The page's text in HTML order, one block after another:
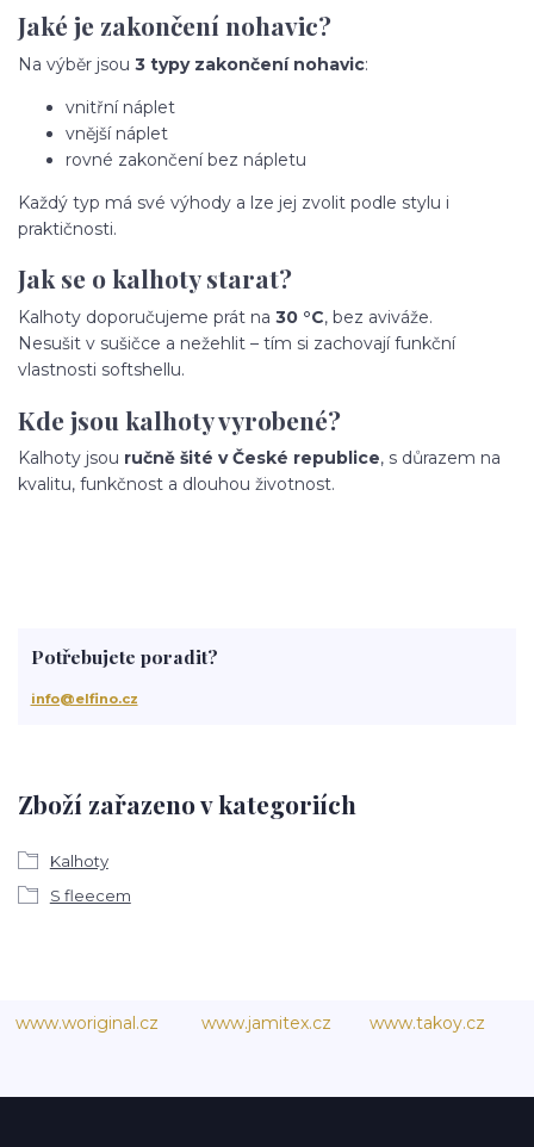
Jaké je zakončení nohavic?
Na výběr jsou 3 typy zakončení nohavic:
vnitřní náplet
vnější náplet
rovné zakončení bez nápletu
Každý typ má své výhody a lze jej zvolit podle stylu i
praktičnosti.
Jak se o kalhoty starat?
Kalhoty doporučujeme prát na 30 °C, bez aviváže.
Nesušit v sušičce a nežehlit – tím si zachovají funkční
vlastnosti softshellu.
Kde jsou kalhoty vyrobené?
Kalhoty jsou ručně šité v České republice, s důrazem na
kvalitu, funkčnost a dlouhou životnost.
Zboží zařazeno v kategoriích
Kalhoty
S fleecem
Potřebujete poradit?
info@elfino.cz
www.woriginal.cz www.jamitex.cz www.takoy.cz